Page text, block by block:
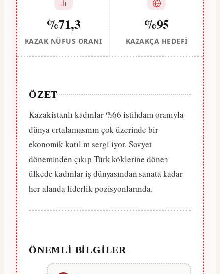
%71,3
KAZAK NÜFUS ORANI
%95
KAZAKÇA HEDEFI
ÖZET
Kazakistanlı kadınlar %66 istihdam oranıyla
dünya ortalamasının çok üzerinde bir
ekonomik katılım sergiliyor. Sovyet
döneminden çıkıp Türk köklerine dönen
ülkede kadınlar iş dünyasından sanata kadar
her alanda liderlik pozisyonlarında.
ÖNEMLI BILGILER